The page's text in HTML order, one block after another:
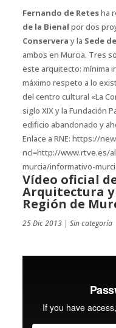
Fernando de Retesha
de la Bienal por dos
Conservera y la Sede
ambos en Murcia. Tres
este arquitecto: mínima
máximo respeto a lo
del centro cultural «La
siglo XIX y la Fundación
edificio abandonado y
Enlace a RNE: https://
ncl=http://www.rtve.es/
murcia/informativo-
Vídeo oficial
Arquitectura
Región de
25 Dic 2013| Sin categoría